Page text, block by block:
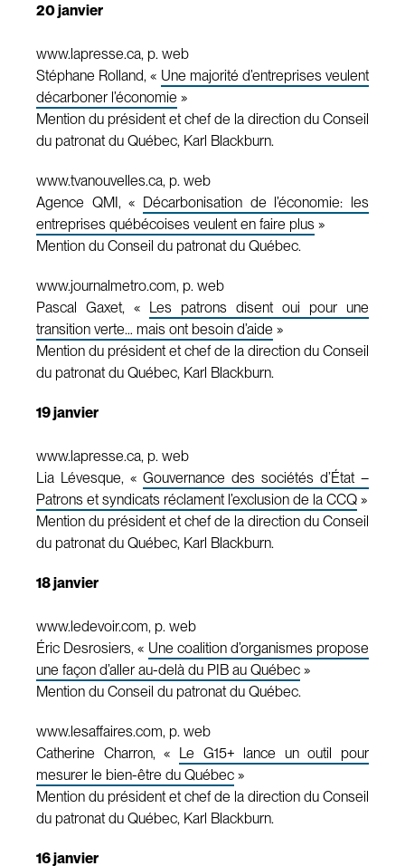
20 janvier
www.lapresse.ca, p. web
Stéphane Rolland, « Une majorité d’entreprises veulent
décarboner l’économie »
Mention du président et chef de la direction du Conseil
du patronat du Québec, Karl Blackburn.
www.tvanouvelles.ca, p. web
Agence QMI, « Décarbonisation de l’économie: les
entreprises québécoises veulent en faire plus »
Mention du Conseil du patronat du Québec.
www.journalmetro.com, p. web
Pascal Gaxet, « Les patrons disent oui pour une
transition verte… mais ont besoin d’aide »
Mention du président et chef de la direction du Conseil
du patronat du Québec, Karl Blackburn.
19 janvier
www.lapresse.ca, p. web
Lia Lévesque, « Gouvernance des sociétés d’État –
Patrons et syndicats réclament l’exclusion de la CCQ »
Mention du président et chef de la direction du Conseil
du patronat du Québec, Karl Blackburn.
18 janvier
www.ledevoir.com, p. web
Éric Desrosiers, « Une coalition d’organismes propose
une façon d’aller au-delà du PIB au Québec »
Mention du Conseil du patronat du Québec.
www.lesaffaires.com, p. web
Catherine Charron, « Le G15+ lance un outil pour
mesurer le bien-être du Québec »
Mention du président et chef de la direction du Conseil
du patronat du Québec, Karl Blackburn.
16 janvier